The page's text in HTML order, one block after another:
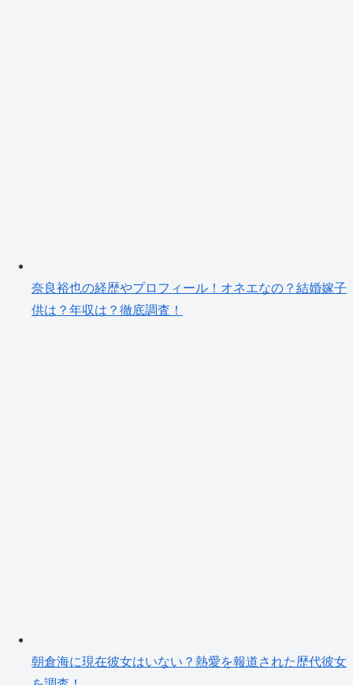
奈良裕也の経歴やプロフィール！オネエなの？結婚嫁子
供は？年収は？徹底調査！
朝倉海に現在彼女はいない？熱愛を報道された歴代彼女